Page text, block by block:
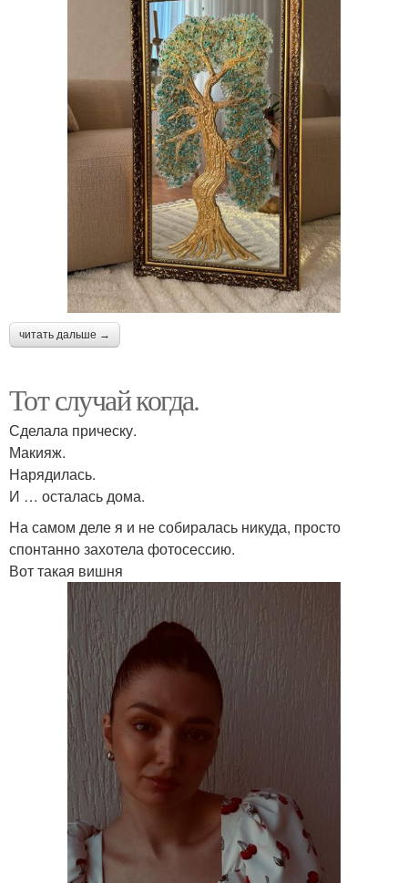
читать дальше →
Тот случай когда.
Сделала прическу.
Макияж.
Нарядилась.
И … осталась дома.
На самом деле я и не собиралась никуда, просто
спонтанно захотела фотосессию.
Вот такая вишня